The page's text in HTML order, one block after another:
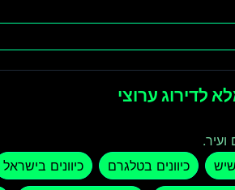
לדירוג ערוצי
שיש כיוונים בטלגרם כיוונים בישראל